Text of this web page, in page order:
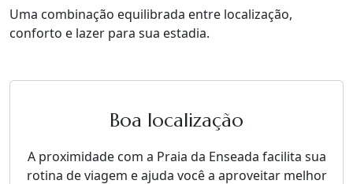
Uma combinação equilibrada entre localização,
conforto e lazer para sua estadia.
Boa localização
A proximidade com a Praia da Enseada facilita sua
rotina de viagem e ajuda você a aproveitar melhor